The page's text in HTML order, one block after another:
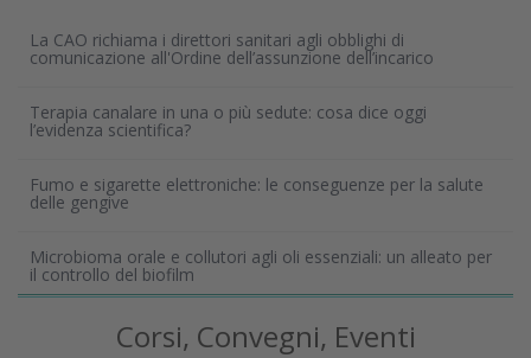
La CAO richiama i direttori sanitari agli obblighi di
comunicazione all'Ordine dell’assunzione dell’incarico
Terapia canalare in una o più sedute: cosa dice oggi
l’evidenza scientifica?
Fumo e sigarette elettroniche: le conseguenze per la salute
delle gengive
Microbioma orale e collutori agli oli essenziali: un alleato per
il controllo del biofilm
Corsi, Convegni, Eventi